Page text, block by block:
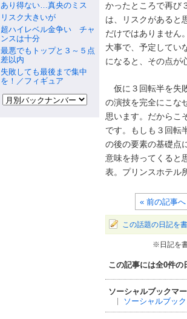
かったところで再び
は、リスクがあると
だけではありません
大事で、予定してい
になると、その点が
仮に３回転半を失
の演技を完全にこな
思います。だからこ
です。もしも３回転
の後の要素の基礎点
意味を持ってくると
表。プリンスホテル
« 前の記事へ
この話題の日記を
※日記を
この記事には全0件の
ソーシャルブックマ
ソーシャルブッ
あり得ない…真央のミス
リスク大きいが
超ハイレベル金争い チャ
ンスは十分
最悪でもトップと３～５点
差以内
失敗しても最後まで集中
を！／フィギュア